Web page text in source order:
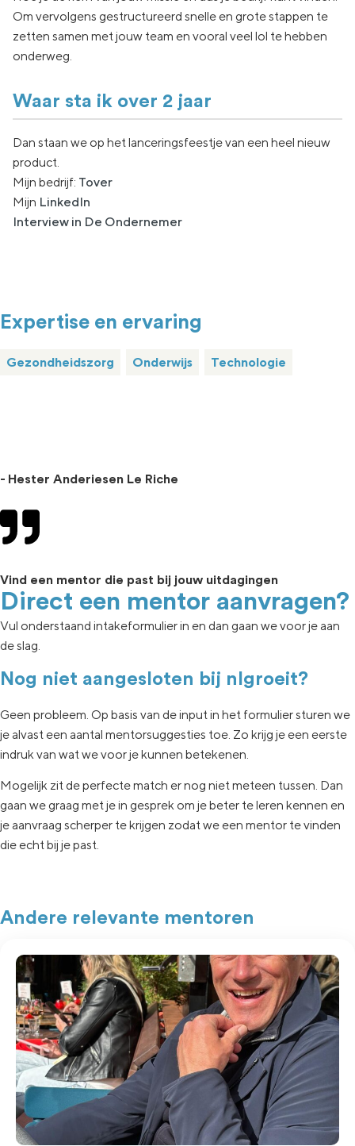
Om vervolgens gestructureerd snelle en grote stappen te
zetten samen met jouw team en vooral veel lol te hebben
onderweg.
Waar sta ik over 2 jaar
Dan staan we op het lanceringsfeestje van een heel nieuw
product.
Mijn bedrijf: Tover
Mijn LinkedIn
Interview in De Ondernemer
Expertise en ervaring
Gezondheidszorg Onderwijs Technologie
- Hester Anderiesen Le Riche
Vind een mentor die past bij jouw uitdagingen
Direct een mentor aanvragen?
Vul onderstaand intakeformulier in en dan gaan we voor je aan
de slag.
Nog niet aangesloten bij nlgroeit?
Geen probleem. Op basis van de input in het formulier sturen we
je alvast een aantal mentorsuggesties toe. Zo krijg je een eerste
indruk van wat we voor je kunnen betekenen.
Mogelijk zit deperfecte match er nog nietmeteen tussen. Dan
gaan we graag met je in gesprek om je beter te leren kennen en
je aanvraag scherper te krijgen zodat we een mentor te vinden
die echtbij je past.
Andere relevante mentoren